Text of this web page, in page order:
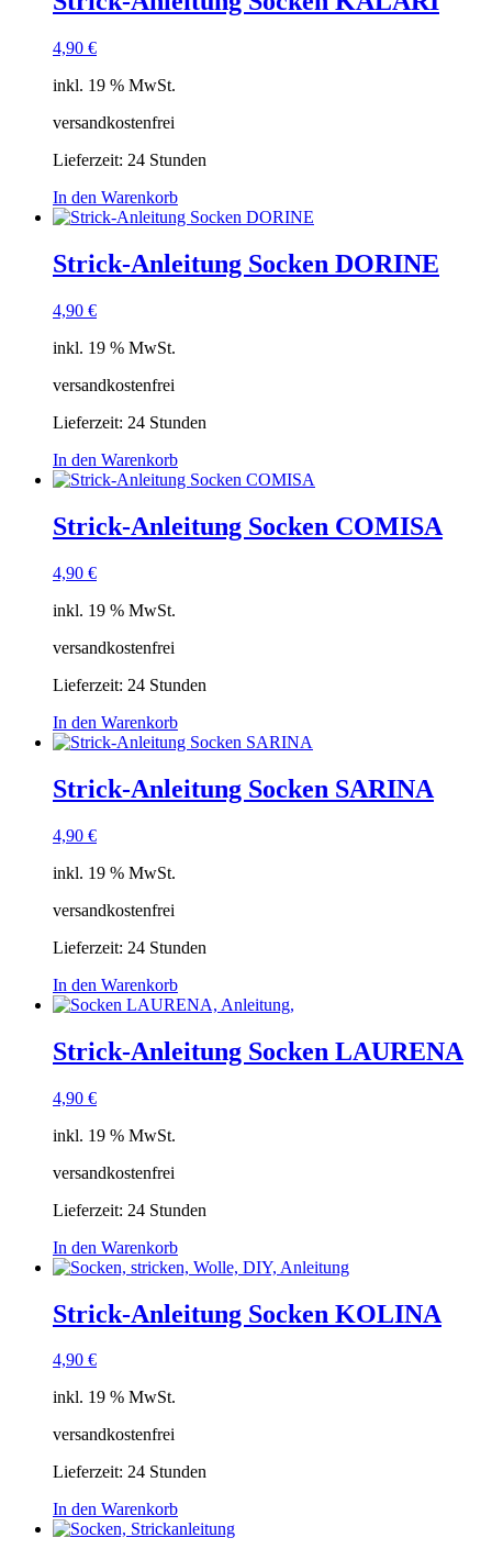
4,90 €
inkl. 19 % MwSt.
versandkostenfrei
Lieferzeit: 24 Stunden
In den Warenkorb
Strick-Anleitung Socken DORINE
4,90 €
inkl. 19 % MwSt.
versandkostenfrei
Lieferzeit: 24 Stunden
In den Warenkorb
Strick-Anleitung Socken COMISA
4,90 €
inkl. 19 % MwSt.
versandkostenfrei
Lieferzeit: 24 Stunden
In den Warenkorb
Strick-Anleitung Socken SARINA
4,90 €
inkl. 19 % MwSt.
versandkostenfrei
Lieferzeit: 24 Stunden
In den Warenkorb
Strick-Anleitung Socken LAURENA
4,90 €
inkl. 19 % MwSt.
versandkostenfrei
Lieferzeit: 24 Stunden
In den Warenkorb
Strick-Anleitung Socken KOLINA
4,90 €
inkl. 19 % MwSt.
versandkostenfrei
Lieferzeit: 24 Stunden
In den Warenkorb